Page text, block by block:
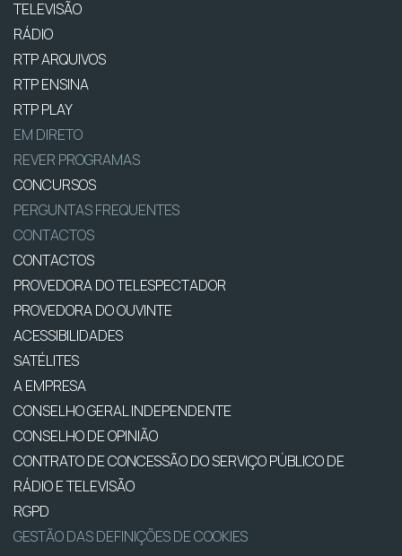
TELEVISÃO
RÁDIO
RTP ARQUIVOS
RTP ENSINA
RTP PLAY
EM DIRETO
REVER PROGRAMAS
CONCURSOS
PERGUNTAS FREQUENTES
CONTACTOS
CONTACTOS
PROVEDORA DO TELESPECTADOR
PROVEDORA DO OUVINTE
ACESSIBILIDADES
SATÉLITES
A EMPRESA
CONSELHO GERAL INDEPENDENTE
CONSELHO DE OPINIÃO
CONTRATO DE CONCESSÃO DO SERVIÇO PÚBLICO DE
RÁDIO E TELEVISÃO
RGPD
GESTÃO DAS DEFINIÇÕES DE COOKIES